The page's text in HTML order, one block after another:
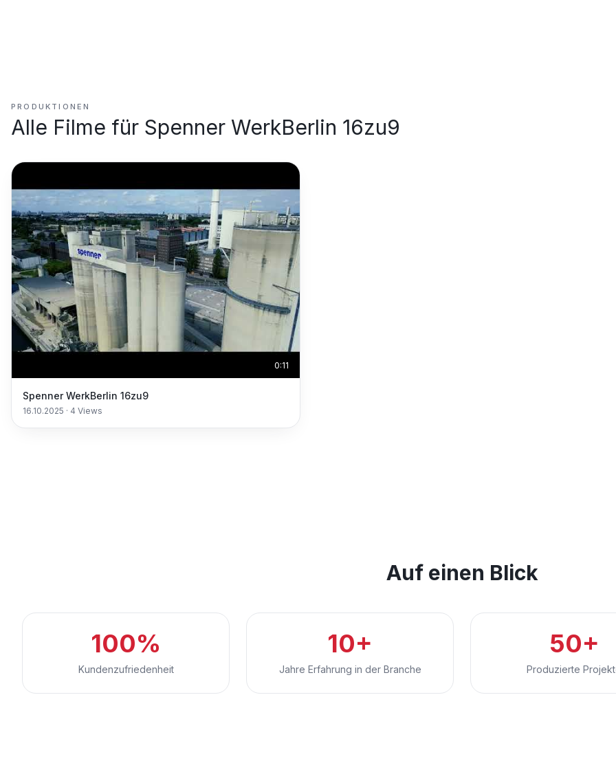
PRODUKTIONEN
Alle Filme für Spenner WerkBerlin 16zu9
0:11
Spenner WerkBerlin 16zu9
16.10.2025 · 4 Views
Auf einen Blick
100%
Kundenzufriedenheit
10+
Jahre Erfahrung in der Branche
50+
Produzierte